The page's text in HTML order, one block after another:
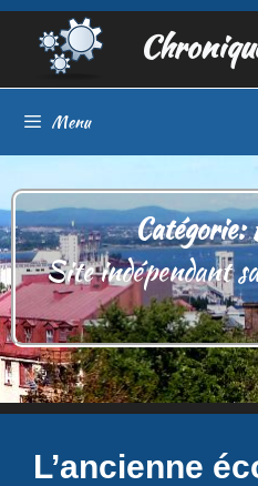
Aller
contenu
Menu
Catégorie:
Site indépendant
L’ancienne